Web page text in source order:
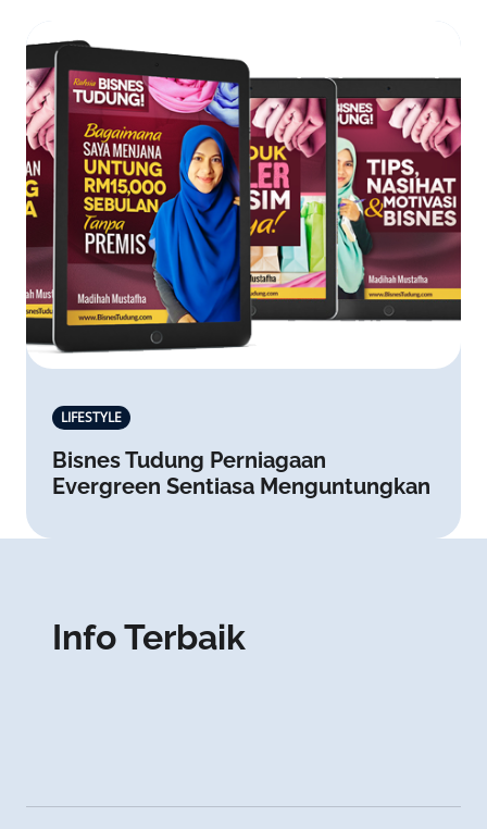
LIFESTYLE
Bisnes Tudung Perniagaan
Evergreen Sentiasa Menguntungkan
Info Terbaik